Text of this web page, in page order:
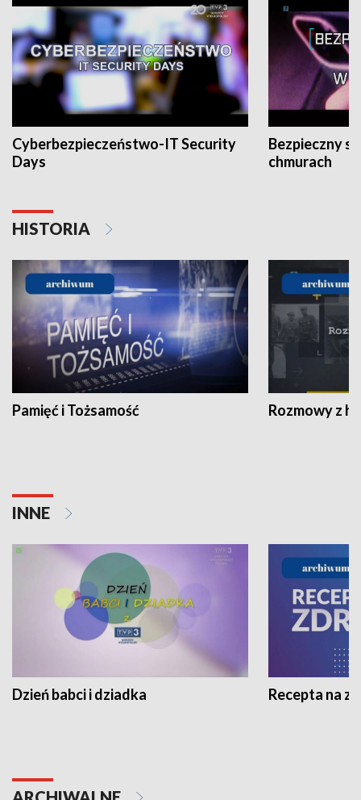
Cyberbezpieczeństwo-IT Security
Days
Bezpieczny
chmurach
HISTORIA
Pamięć i Tożsamość Rozmowy z
INNE
Dzień babci i dziadka Recepta na